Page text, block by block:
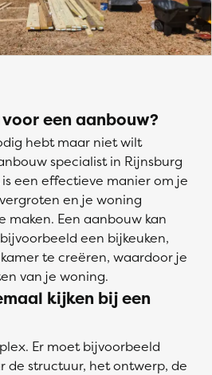
een aanbouw?
hebt maar niet wilt
specialist in Rijnsburg
een effectieve manier om je
en je woning
maken. Een aanbouw kan
een bijkeuken,
te creëren, waardoor je
van je woning.
kijken bij een
Er moet bijvoorbeeld
de structuur, het ontwerp, de